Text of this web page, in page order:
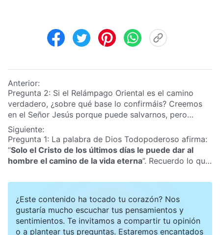
Anterior:
Pregunta 2: Si el Relámpago Oriental es el camino
verdadero, ¿sobre qué base lo confirmáis? Creemos
en el Señor Jesús porque puede salvarnos, pero
¿cómo comprobáis vosotros que el Relámpago
Oriental es el camino verdadero?
Siguiente:
Pregunta 1: La palabra de Dios Todopoderoso afirma:
“Solo el Cristo de los últimos días le puede dar al
hombre el camino de la vida eterna”. Recuerdo lo que
beba del agua que yo le daré, no tendrá sed jamás,
una fuente de agua que brota para vida eterna
(Juan 4:14). Ya sabemos que el Señor Jesús es la
fuente del agua viva de la vida y el camino de la vida
¿Este contenido ha tocado tu corazón? Nos
gustaría mucho escuchar tus pensamientos y
sentimientos. Te invitamos a compartir tu opinión
o a plantear tus preguntas. Estaremos encantados